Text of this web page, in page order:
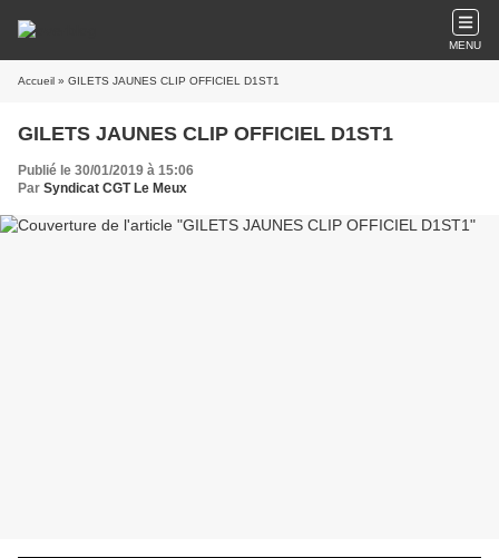
MENU
Accueil » GILETS JAUNES CLIP OFFICIEL D1ST1
GILETS JAUNES CLIP OFFICIEL D1ST1
Publié le 30/01/2019 à 15:06
Par Syndicat CGT Le Meux